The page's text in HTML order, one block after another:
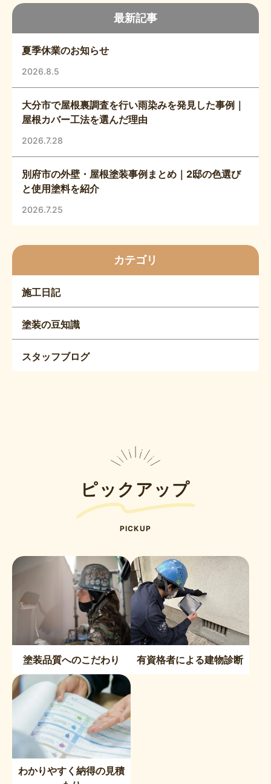
最新記事
夏季休業のお知らせ
2026.8.5
大分市で屋根裏調査を行い雨染みを発見した事例｜
屋根カバー工法を選んだ理由
2026.7.28
別府市の外壁・屋根塗装事例まとめ｜2邸の色選び
と使用塗料を紹介
2026.7.25
カテゴリ
施工日記
塗装の豆知識
スタッフブログ
ピックアップ
PICKUP
塗装品質へのこだわり 有資格者による建物診断
わかりやすく納得の見積